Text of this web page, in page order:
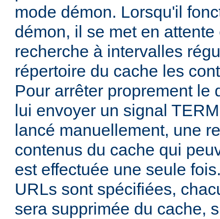
mode démon. Lorsqu'il
démon, il se met en
recherche à intervalles
répertoire du cache les
Pour arrêter proprement le
lui envoyer un signal
lancé manuellement, une
contenus du cache qui
est effectuée une seule
URLs sont spécifiées,
sera supprimée du cache,